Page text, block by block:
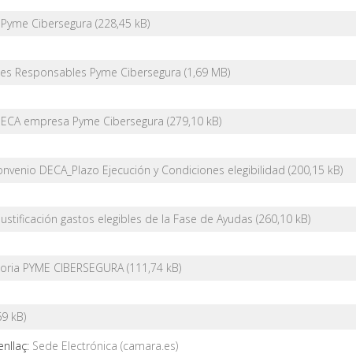
Cibersegura
Responsables Pyme Cibersegura
empresa Pyme Cibersegura
DECA_Plazo Ejecución y Condiciones elegibilidad
gastos elegibles de la Fase de Ayudas
PYME CIBERSEGURA
Sede Electrónica (camara.es)